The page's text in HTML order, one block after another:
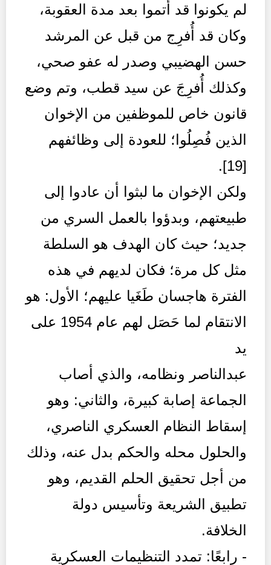
لم يكونوا قد أتموا بعد مدة العقوبة،
وكان قد أُفرِج من قبل عن المرشد
حسن الهضيبي وصدر له عفو صحي،
وكذلك أُفرِجَ عن سيد قطب، وتم وضع
قانون خاص للموظفين من الإخوان
الذين فُصِلُوا؛ للعودة إلى وظائفهم
[19].
ولكن الإخوان ما لبثوا أن عادوا إلى
طبيعتهم، وبدؤوا بالعمل السري من
جديد؛ حيث كان الهدف هو السلطة
مثل كل مرة؛ فكان لديهم في هذه
الفترة هاجسان طَغَيا عليهم؛ الأول: هو
الانتقام لما حَصَل لهم عام 1954 على
يد
عبدالناصر ونظامه، والذي أصاب
الجماعة إصابة كبيرة، والثاني: وهو
إسقاط النظام العسكري الناصري،
والحلول محله والحكم بدل عنه، وذلك
من أجل تحقيق الحلم القديم، وهو
تطبيق الشريعة وتأسيس دولة
الخلافة.
- رابعًا: تمدد التنظيمات العسكرية